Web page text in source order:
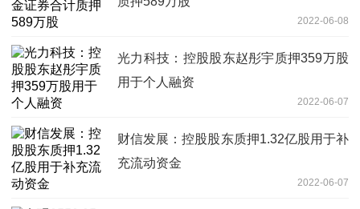
2022-06-08
光力科技：控股股东赵彤宇质押359万股
用于个人融资
2022-06-07
财信发展：控股股东质押1.32亿股用于补
充流动资金
2022-06-07